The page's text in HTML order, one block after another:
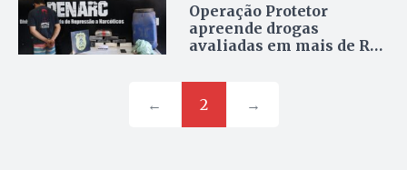
Operação Protetor
apreende drogas
avaliadas em mais de R$
← 2 →